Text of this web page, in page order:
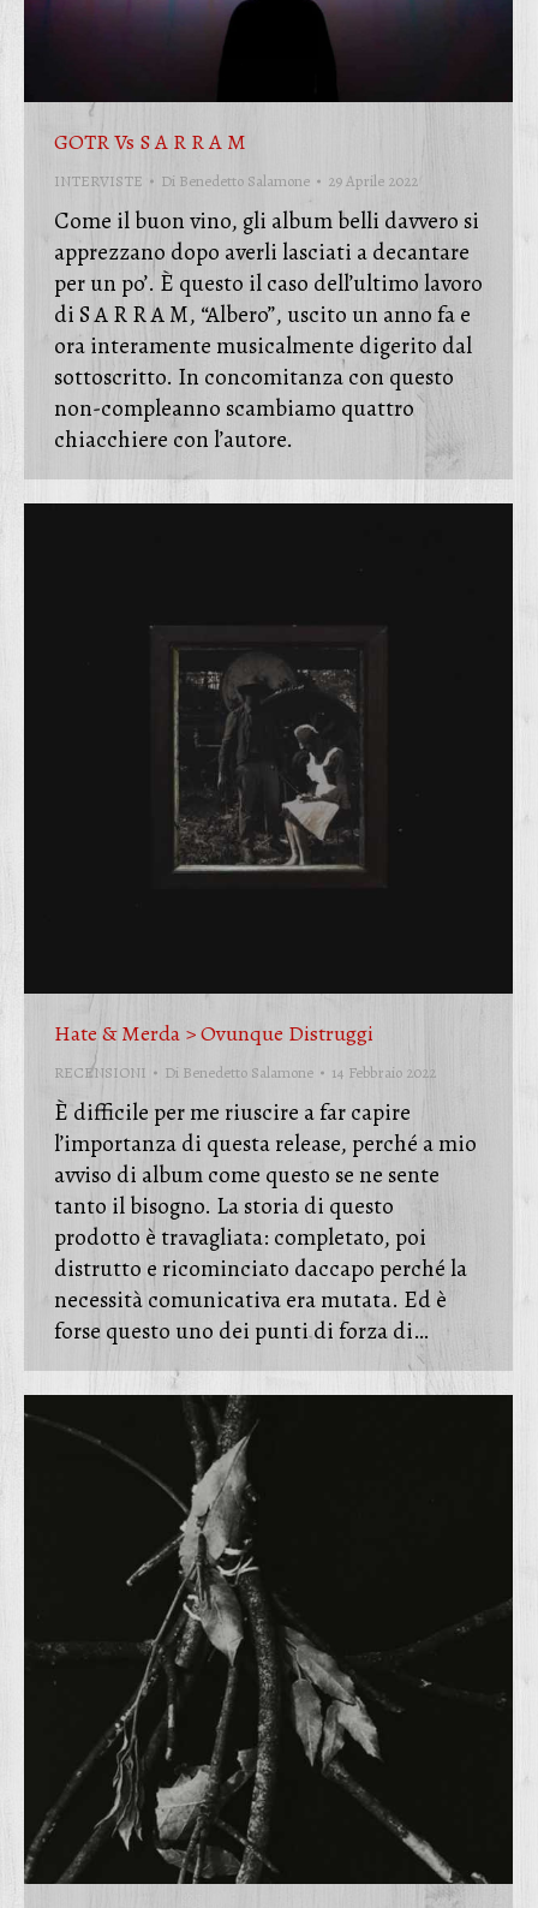
GOTR Vs S A R R A M
INTERVISTE Di Benedetto Salamone 29 Aprile 2022
Come il buon vino, gli album belli davvero si
apprezzano dopo averli lasciati a decantare
per un po’. È questo il caso dell’ultimo lavoro
di S A R R A M, “Albero”, uscito un anno fa e
ora interamente musicalmente digerito dal
sottoscritto. In concomitanza con questo
non-compleanno scambiamo quattro
chiacchiere con l’autore.
Hate & Merda > Ovunque Distruggi
RECENSIONI Di Benedetto Salamone 14 Febbraio 2022
È difficile per me riuscire a far capire
l’importanza di questa release, perché a mio
avviso di album come questo se ne sente
tanto il bisogno. La storia di questo
prodotto è travagliata: completato, poi
distrutto e ricominciato daccapo perché la
necessità comunicativa era mutata. Ed è
forse questo uno dei punti di forza di…